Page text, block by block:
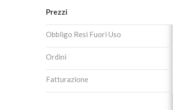
Prezzi
Obbligo Resi Fuori Uso
Ordini
Fatturazione